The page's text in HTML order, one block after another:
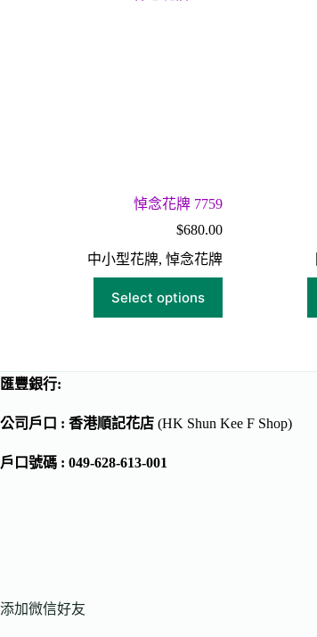
悼念花牌 7759
$680.00
中小型花牌, 悼念花牌
Select options
匯豐銀行:
公司戶口 : 香港順記花店 (HK Shun Kee F Shop)
戶口號碼 : 049-628-613-001
添加微信好友